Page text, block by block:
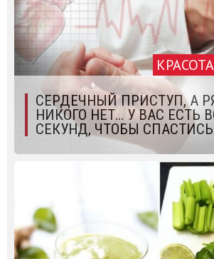
СЕРДЕЧНЫЙ ПРИСТУП, А
НИКОГО НЕТ… У ВАС ЕСТЬ
СЕКУНД, ЧТОБЫ